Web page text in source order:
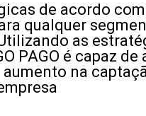
de acordo
qualquer
as
PAGO é capaz de
na